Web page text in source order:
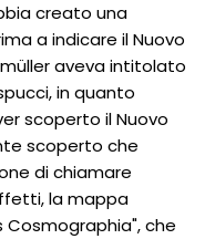
creato una
a indicare il Nuovo
aveva intitolato
in quanto
scoperto il Nuovo
scoperto che
di chiamare
la mappa
Cosmographia", che